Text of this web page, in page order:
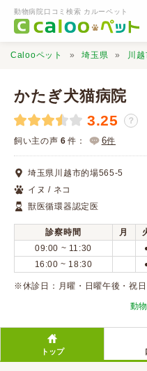
動物病院口コミ検索 カルーペット
動物病院検索
口コミ検索
Calooペットとは？
口コミ投稿
Calooペット 埼玉県 川
かたぎ犬猫病院
3.25 ？
飼い主の声 6 件： 6件
埼玉県川越市的場565-5
イヌ / ネコ
獣医循環器認定医
診察時間 月
09:00 ~ 11:30
16:00 ~ 18:30
※休診日：月曜・日曜午後・祝
動
トップ